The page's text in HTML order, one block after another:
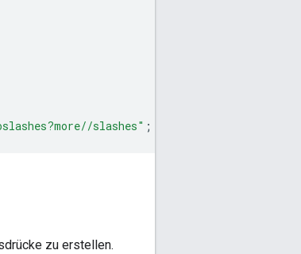
slashes" ;
zu erstellen.